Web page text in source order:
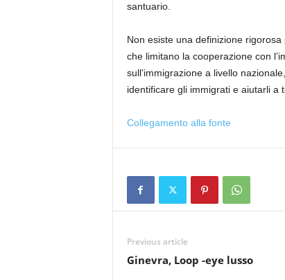
santuario.
Non esiste una definizione
che limitano la cooperazione con
sull’immigrazione a livello
identificare gli immigrati e aiutarli a
Collegamento alla fonte
Previous article
Ginevra, Loop -eye lusso